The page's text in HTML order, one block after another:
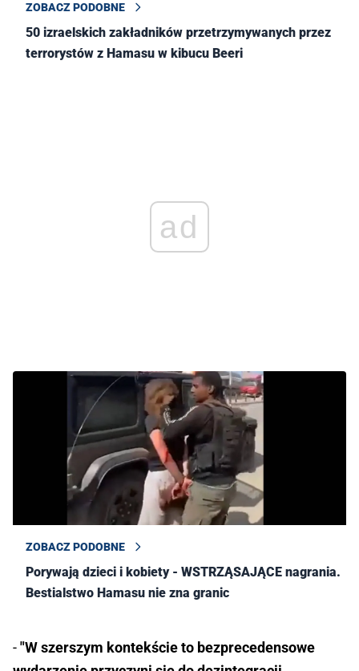
ZOBACZ PODOBNE
50 izraelskich zakładników przetrzymywanych przez
terrorystów z Hamasu w kibucu Beeri
ad
ZOBACZ PODOBNE
Porywają dzieci i kobiety - WSTRZĄSAJĄCE nagrania.
Bestialstwo Hamasu nie zna granic
-"W szerszym kontekście to bezprecedensowe